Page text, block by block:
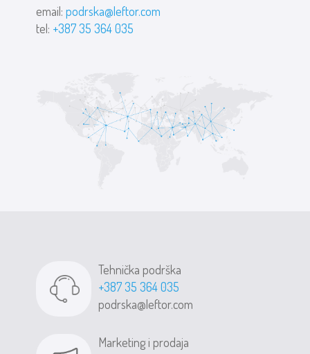
email:podrska@leftor.com
tel: +387 35 364 035
Tehnička podrška
+387 35 364 035
podrska@leftor.com
Marketing i prodaja